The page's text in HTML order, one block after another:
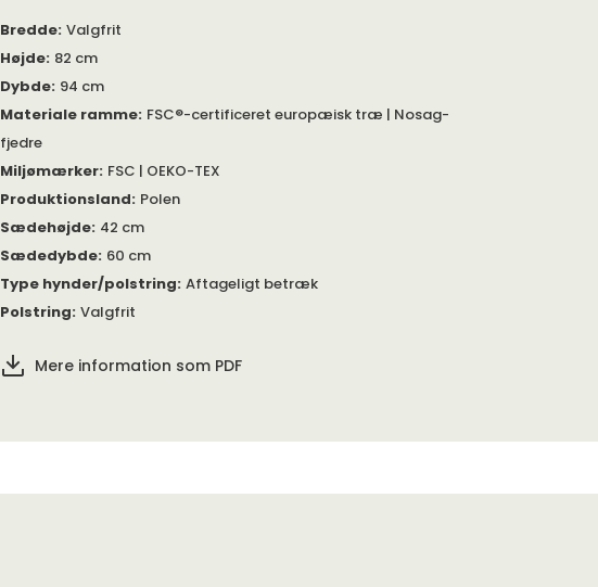
Bredde: Valgfrit
Højde: 82 cm
Dybde: 94 cm
Materiale ramme: FSC®-certificeret europæisk træ | Nosag-
fjedre
Miljømærker: FSC | OEKO-TEX
Produktionsland: Polen
Sædehøjde: 42 cm
Sædedybde: 60 cm
Type hynder/polstring: Aftageligt betræk
Polstring: Valgfrit
Mere information som PDF